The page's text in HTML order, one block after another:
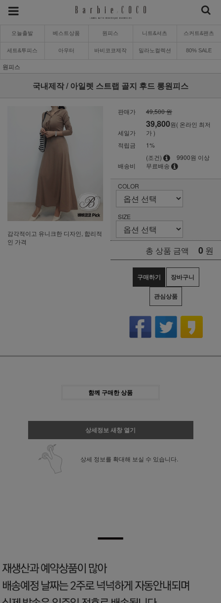
오늘출발 베스트상품 원피스 니트&셔츠 스커트&팬츠
세트&투피스 아우터 바비코코제작 밀라노컬렉션 80% SALE
원피스
국내제작 / 아일렛 스트랩 골지 후드 롱원피스
감각적이고 유니크한 디자인, 합리적
인 가격
판매가 49,500 원
세일가
39,800원( 온라인 최저
가 )
적립금
1%
배송비
(조건)
9900원 이상
무료배송
COLOR
SIZE
총 상품 금액 0 원
구매하기 장바구니
관심상품
함께 구매한 상품
상세정보 새창 열기
상세 정보를 확대해 보실 수 있습니다.